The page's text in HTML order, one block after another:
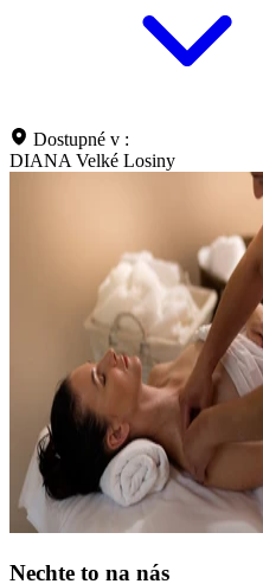
Dostupné v :
DIANA Velké Losiny
Nechte to na nás